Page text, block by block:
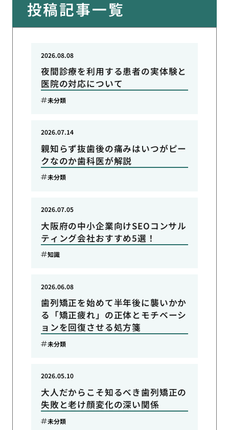
投稿記事一覧
夜間診療を利用する患者の実体験と
医院の対応について
2026.08.08
未分類
親知らず抜歯後の痛みはいつがピー
クなのか歯科医が解説
2026.07.14
未分類
大阪府の中小企業向けSEOコンサル
ティング会社おすすめ5選！
2026.07.05
知識
歯列矯正を始めて半年後に襲いかか
る「矯正疲れ」の正体とモチベーシ
ョンを回復させる処方箋
2026.06.08
未分類
大人だからこそ知るべき歯列矯正の
失敗と老け顔変化の深い関係
2026.05.10
未分類